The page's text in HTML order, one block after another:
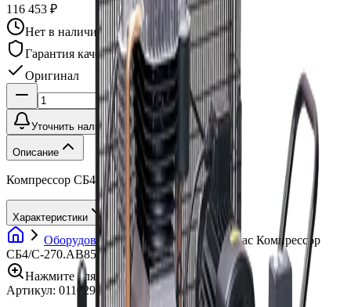
116 453 ₽
Нет в наличии
Гарантия качества
Оригинал
Уточнить наличие
Описание
Компрессор СБ4/С-270.АВ858, Fiac
Характеристики
Оборудование Компрессоры
Fiac Компрессор
СБ4/С-270.АВ858
Нажмите для увеличения
Артикул: 011029 Бренд: FIAC